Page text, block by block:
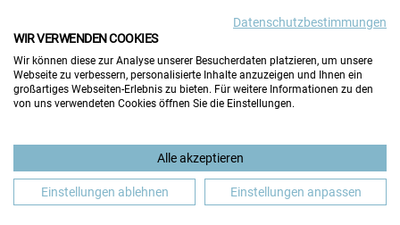
BERUFLICHE ORIENTIERUNG BEWERBUNG
Datenschutzbestimmungen
WIR VERWENDEN COOKIES
Wir können diese zur Analyse unserer Besucherdaten platzieren, um unsere
Webseite zu verbessern, personalisierte Inhalte anzuzeigen und Ihnen ein
großartiges Webseiten-Erlebnis zu bieten. Für weitere Informationen zu den
von uns verwendeten Cookies öffnen Sie die Einstellungen.
Alle akzeptieren
Einstellungen ablehnen Einstellungen anpassen